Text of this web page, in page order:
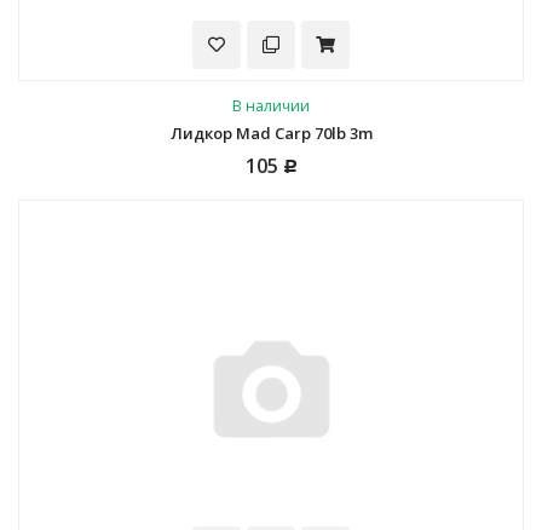
В наличии
Лидкор Mad Carp 70lb 3m
105 Р